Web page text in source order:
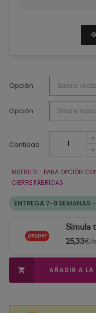
Opción
Opción
Cantidad
MUEBLES - PARA OPCIÓN
CIERRE FÁBRICAS
ENTREGA 7-9 SEMANAS
Simula
25,33€/
 AÑADIR A LA